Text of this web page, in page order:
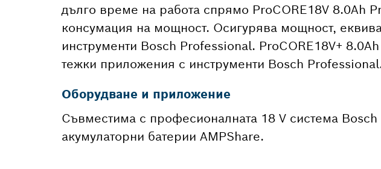
дълго време на работа спрямо ProCORE18V 8.0Ah
консумация на мощност. Осигурява мощност,
инструменти Bosch Professional. ProCORE18V+
тежки приложения с инструменти Bosch
Оборудване и приложение
Съвместима с професионалната 18 V система
акумулаторни батерии AMPShare.